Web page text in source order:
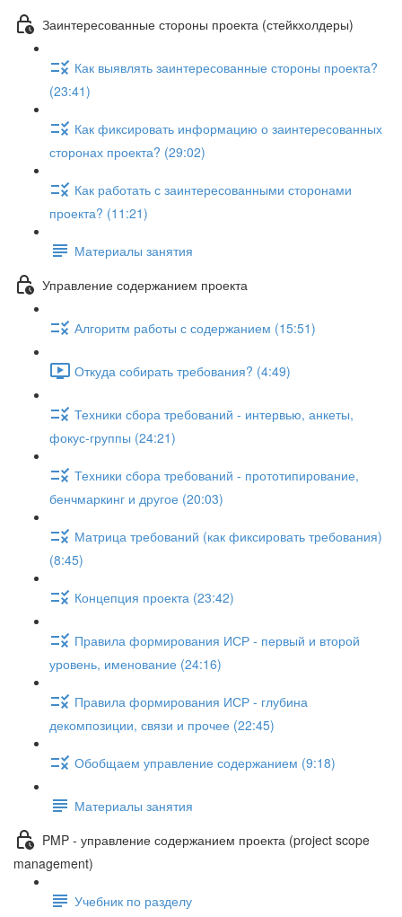
Заинтересованные стороны проекта (стейкхолдеры)
Как выявлять заинтересованные стороны проекта?
(23:41)
Как фиксировать информацию о заинтересованных
сторонах проекта? (29:02)
Как работать с заинтересованными сторонами
проекта? (11:21)
Материалы занятия
Управление содержанием проекта
Алгоритм работы с содержанием (15:51)
Откуда собирать требования? (4:49)
Техники сбора требований - интервью, анкеты,
фокус-группы (24:21)
Техники сбора требований - прототипирование,
бенчмаркинг и другое (20:03)
Матрица требований (как фиксировать требования)
(8:45)
Концепция проекта (23:42)
Правила формирования ИСР - первый и второй
уровень, именование (24:16)
Правила формирования ИСР - глубина
декомпозиции, связи и прочее (22:45)
Обобщаем управление содержанием (9:18)
Материалы занятия
PMP - управление содержанием проекта (project scope
management)
Учебник по разделу